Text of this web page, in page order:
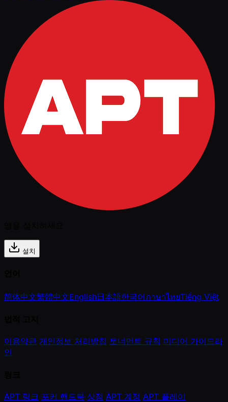
설치
简体中文繁體中文English日本語한국어ภาษาไทยTiếng Việt
이용약관 개인정보 처리방침 토너먼트 규칙 미디어 가이드라
인
APT 링크 포커 핸드북 상점 APT 계정 APT 플레이